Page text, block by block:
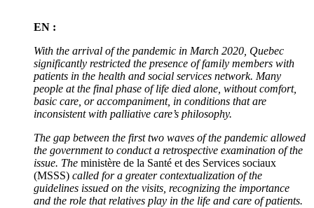
EN :
With the arrival of the pandemic in March 2020, Quebec
significantly restricted the presence of family members with
patients in the health and social services network. Many
people at the final phase of life died alone, without comfort,
basic care, or accompaniment, in conditions that are
inconsistent with palliative care’s philosophy.
The gap between the first two waves of the pandemic allowed
the government to conduct a retrospective examination of the
issue. The ministère de la Santé et des Services sociaux
(MSSS) called for a greater contextualization of the
guidelines issued on the visits, recognizing the importance
and the role that relatives play in the life and care of patients.